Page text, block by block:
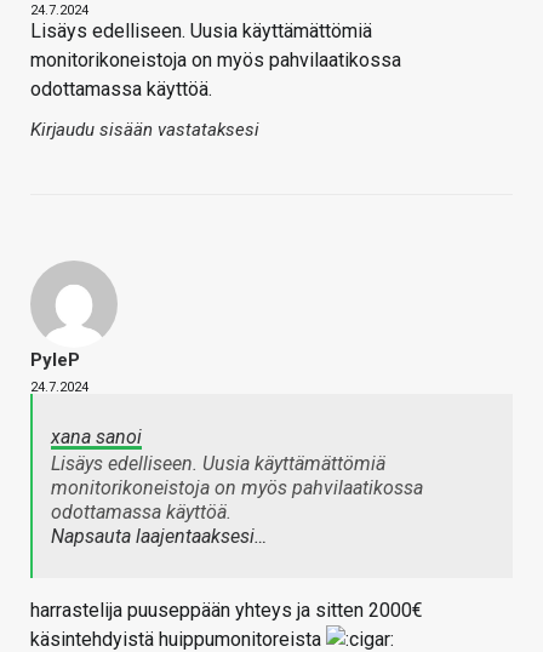
24.7.2024
Lisäys edelliseen. Uusia käyttämättömiä
monitorikoneistoja on myös pahvilaatikossa
odottamassa käyttöä.
Kirjaudu sisään vastataksesi
PyleP
24.7.2024
xana sanoi
Lisäys edelliseen. Uusia käyttämättömiä
monitorikoneistoja on myös pahvilaatikossa
odottamassa käyttöä.
Napsauta laajentaaksesi…
harrastelija puuseppään yhteys ja sitten 2000€
käsintehdyistä huippumonitoreista